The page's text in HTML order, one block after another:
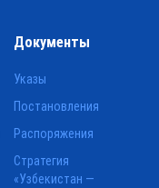
Документы
Указы
Постановления
Распоряжения
Стратегия
«Узбекистан —